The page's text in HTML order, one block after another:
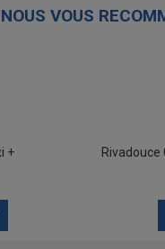
VOUS
+